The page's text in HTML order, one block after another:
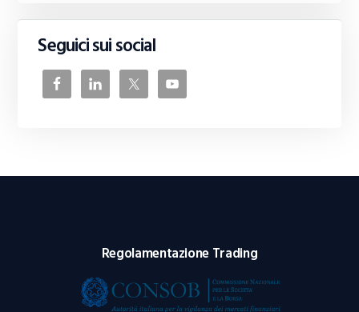
Seguici sui social
Regolamentazione Trading